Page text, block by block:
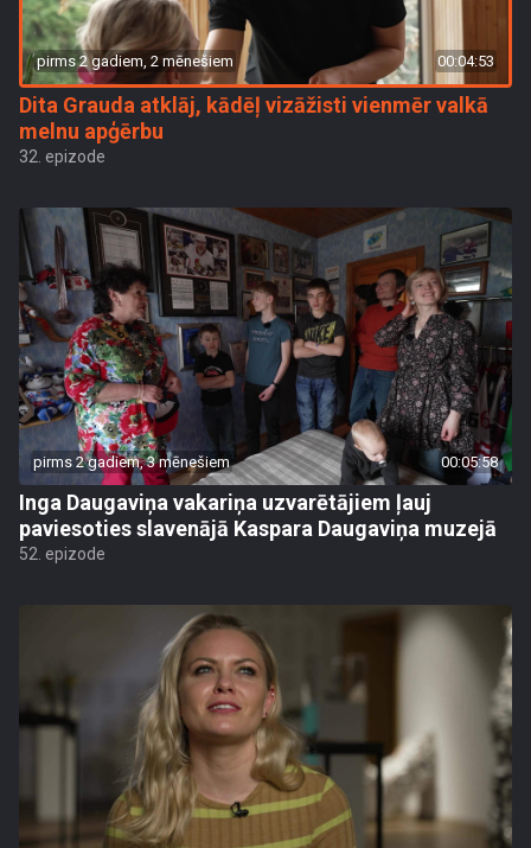
pirms 2 gadiem, 2 mēnešiem 00:04:53
Dita Grauda atklāj, kādēļ vizāžisti vienmēr valkā
melnu apģērbu
32. epizode
pirms 2 gadiem, 3 mēnešiem 00:05:58
Inga Daugaviņa vakariņa uzvarētājiem ļauj
paviesoties slavenājā Kaspara Daugaviņa muzejā
52. epizode